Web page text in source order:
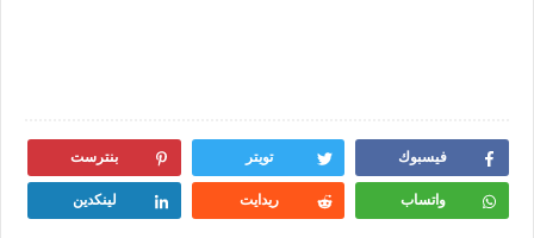
فيسبوك تويتر بنترست
واتساب ريدايت لينكدين